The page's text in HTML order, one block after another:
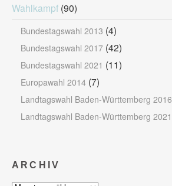
Wahlkampf (90)
Bundestagswahl 2013 (4)
Bundestagswahl 2017 (42)
Bundestagswahl 2021 (11)
Europawahl 2014 (7)
Landtagswahl Baden-Württemberg 2016
Landtagswahl Baden-Württemberg 2021
ARCHIV